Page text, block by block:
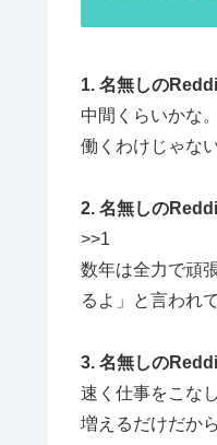
1. 名無しの
中間くらいかな
働くわけじゃな
2. 名無しの
>>1
数年は全力で頑
るよ」と言われ
3. 名無しの
速く仕事をこな
増えるだけだか